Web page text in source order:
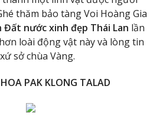
thăm bảo tàng Voi Hoàng Gia
Đất nước xinh đẹp Thái Lan lần
loài động vật này và lòng tin
sở chùa Vàng.
PAK KLONG TALAD